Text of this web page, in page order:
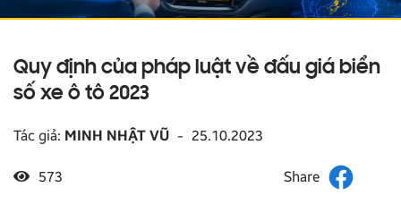
Quy định của pháp luật về đấu giá biển
số xe ô tô 2023
Tác giả: MINH NHẬT VŨ - 25.10.2023
573